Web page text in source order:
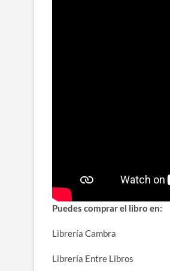
Puedes comprar el libro en:
Librería Cambra
Librería Entre Libros